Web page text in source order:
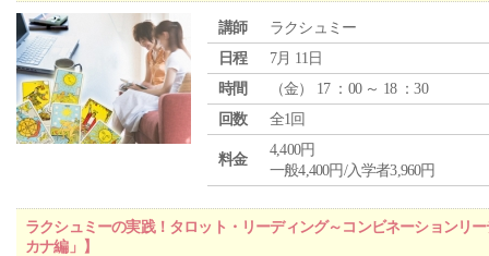
講師
ラクシュミー
日程
7月 11日
時間
（金） 17 ：00 ～ 18 ：30
回数
全1回
料金
4,400円
一般4,400円/入学者3,960円
ラクシュミーの実践！タロット・リーディング～コンビネーションリ
カナ編」】